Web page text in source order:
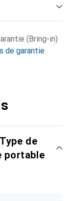
(Bring-in)
de garantie
de
portable